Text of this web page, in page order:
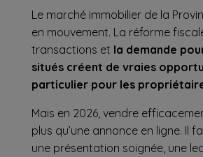
Le marché immobilier de la
en mouvement. La réforme
transactions et la demande
situés créent de vraies
particulier pour les
Mais en 2026, vendre
plus qu’une annonce en ligne. Il
une présentation soignée, une